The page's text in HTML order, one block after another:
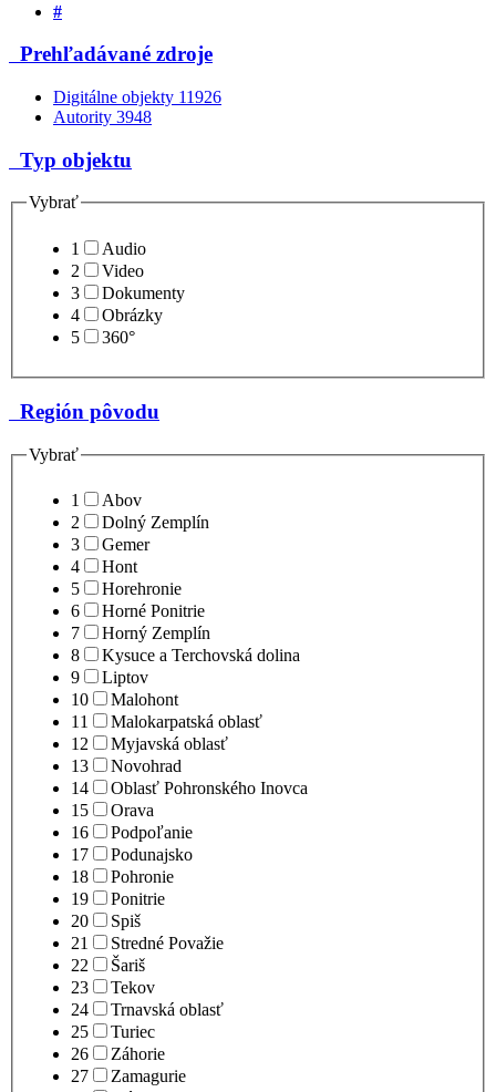
#
Prehľadávané zdroje
Digitálne objekty 11926
Autority 3948
Typ objektu
Vybrať
1
Audio
2
Video
3
Dokumenty
4
Obrázky
5
360°
Región pôvodu
Vybrať
1
Abov
2
Dolný Zemplín
3
Gemer
4
Hont
5
Horehronie
6
Horné Ponitrie
7
Horný Zemplín
8
Kysuce a Terchovská dolina
9
Liptov
10
Malohont
11
Malokarpatská oblasť
12
Myjavská oblasť
13
Novohrad
14
Oblasť Pohronského Inovca
15
Orava
16
Podpoľanie
17
Podunajsko
18
Pohronie
19
Ponitrie
20
Spiš
21
Stredné Považie
22
Šariš
23
Tekov
24
Trnavská oblasť
25
Turiec
26
Záhorie
27
Zamagurie